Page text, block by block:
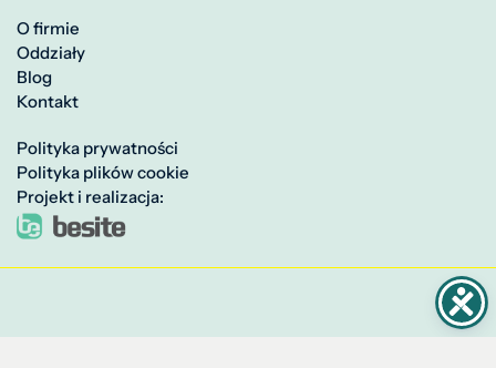
O firmie
Oddziały
Blog
Kontakt
Polityka prywatności
Polityka plików cookie
Projekt i realizacja: